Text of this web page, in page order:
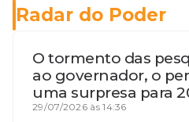
Radar do Poder
O tormento das
ao governador, o
uma surpresa para
terceira guerra
29/07/2026 às 14:36